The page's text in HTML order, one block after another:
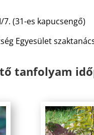
(31-es kapucsengő)
Egyesület
tanfolyam